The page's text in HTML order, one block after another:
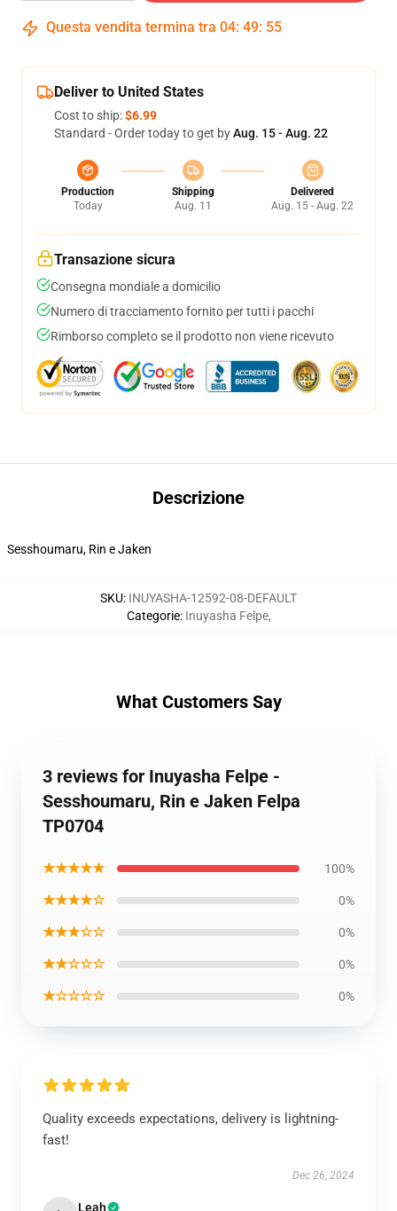
Questa vendita termina tra 04: 49: 54
Deliver to United States
Cost to ship:$6.99
Standard - Order today to get byAug. 15 - Aug. 22
Production
Today
Shipping
Aug. 11
Delivered
Aug. 15 - Aug. 22
Transazione sicura
Consegna mondiale a domicilio
Numero di tracciamento fornito per tutti i pacchi
Rimborso completo se il prodotto non viene ricevuto
Descrizione
Sesshoumaru, Rin e Jaken
SKU: INUYASHA-12592-08-DEFAULT
Categorie: Inuyasha Felpe,
What Customers Say
3 reviews for Inuyasha Felpe -
Sesshoumaru, Rin e Jaken Felpa
TP0704
★★★★★ 100%
★★★★☆ 0%
★★★☆☆ 0%
★★☆☆☆ 0%
★☆☆☆☆ 0%
Quality exceeds expectations, delivery is lightning-
fast!
Dec 26, 2024
Leah